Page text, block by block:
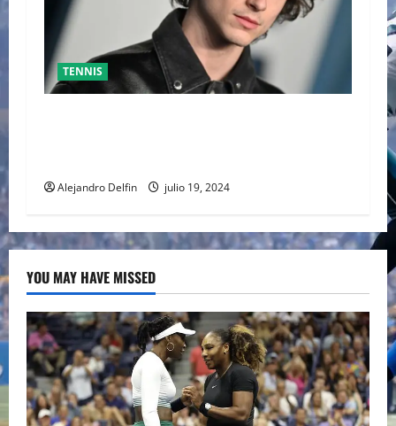
TENNIS
Alejandro Delfin julio 19, 2024
YOU MAY HAVE MISSED